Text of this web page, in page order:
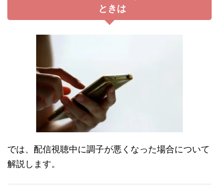
ときは
では、配信視聴中に調子が悪くなった場合について
解説します。